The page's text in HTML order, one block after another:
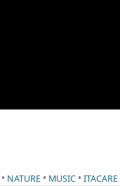
• NATURE • MUSIC •ITACARE